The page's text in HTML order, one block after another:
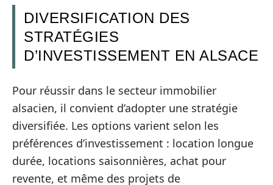
DIVERSIFICATION DES
STRATÉGIES
D’INVESTISSEMENT EN ALSACE
Pour réussir dans le secteur immobilier
alsacien, il convient d’adopter une stratégie
diversifiée. Les options varient selon les
préférences d’investissement : location longue
durée, locations saisonnières, achat pour
revente, et même des projets de